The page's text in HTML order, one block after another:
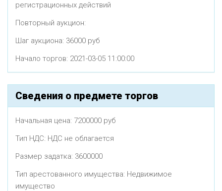
регистрационных действий
Повторный аукцион:
Шаг аукциона: 36000 руб
Начало торгов: 2021-03-05 11:00:00
Сведения о предмете торгов
Начальная цена: 7200000 руб
Тип НДС: НДС не облагается
Размер задатка: 3600000
Тип арестованного имущества: Недвижимое
имущество